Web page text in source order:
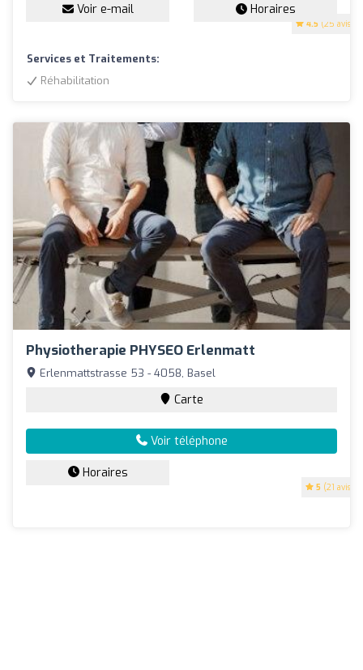
4.5 (25 avis)
Voir e-mail Horaires
Services et Traitements:
Réhabilitation
Physiotherapie PHYSEO Erlenmatt
5 (21 avis)
Erlenmattstrasse 53 - 4058, Basel
Carte
Voir téléphone
Horaires